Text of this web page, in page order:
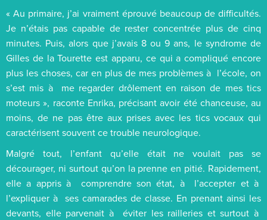
« Au primaire, j’ai vraiment éprouvé beaucoup de difficultés.
Je n’étais pas capable de rester concentrée plus de cinq
minutes. Puis, alors que j’avais 8 ou 9 ans, le syndrome de
Gilles de la Tourette est apparu, ce qui a compliqué encore
plus les choses, car en plus de mes problèmes à l’école, on
s’est mis à me regarder drôlement en raison de mes tics
moteurs », raconte Enrika, précisant avoir été chanceuse, au
moins, de ne pas être aux prises avec les tics vocaux qui
caractérisent souvent ce trouble neurologique.
Malgré tout, l’enfant qu’elle était ne voulait pas se
décourager, ni surtout qu’on la prenne en pitié. Rapidement,
elle a appris à comprendre son état, à l’accepter et à
l’expliquer à ses camarades de classe. En prenant ainsi les
devants, elle parvenait à éviter les railleries et surtout à